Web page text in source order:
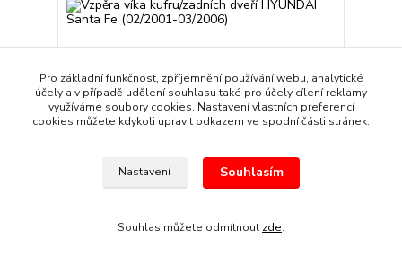
Vzpěra víka kufru/zadních dveří HYUNDAI Santa Fe
(02/2001-03/2006)
149 Kč
Přidat do košíku
Pro základní funkčnost, zpříjemnění používání webu, analytické
účely a v případě udělení souhlasu také pro účely cílení reklamy
využíváme soubory cookies. Nastavení vlastních preferencí
cookies můžete kdykoli upravit odkazem ve spodní části stránek.
Nastavení Souhlasím
Souhlas můžete odmítnout zde.